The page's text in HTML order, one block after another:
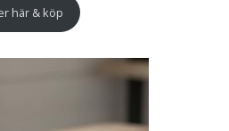
här & köp